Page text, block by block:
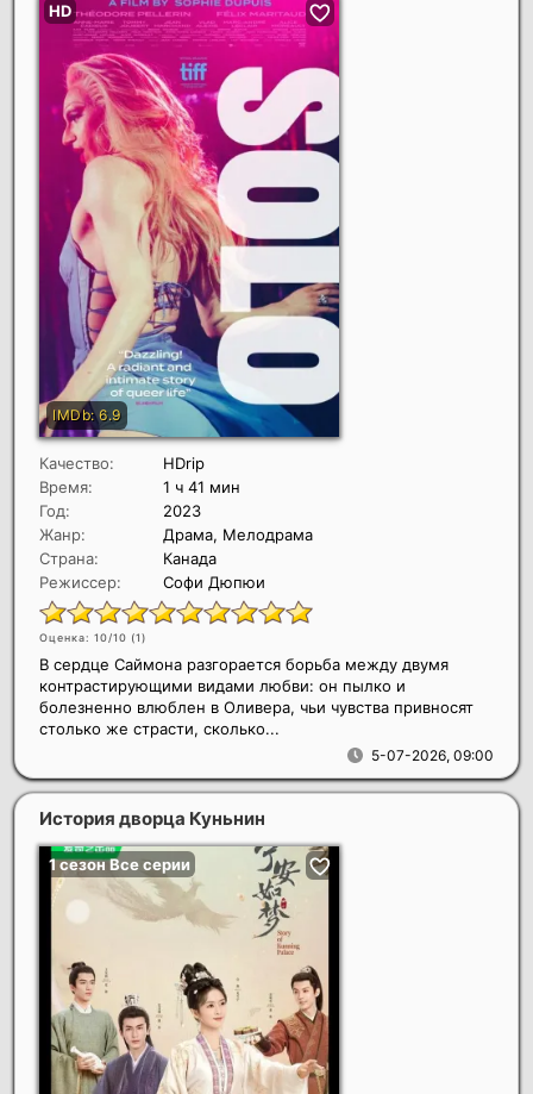
Качество:
HDrip
Время:
1 ч 41 мин
Год:
2023
Жанр:
Драма, Мелодрама
Страна:
Канада
Режиссер:
Софи Дюпюи
Оценка: 10/10 (1)
5-07-2026, 09:00
В сердце Саймона разгорается борьба между двумя
контрастирующими видами любви: он пылко и
болезненно влюблен в Оливера, чьи чувства привносят
столько же страсти, сколько...
История дворца Куньнин